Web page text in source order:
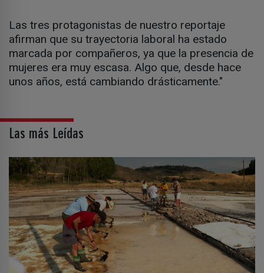
Las tres protagonistas de nuestro reportaje
afirman que su trayectoria laboral ha estado
marcada por compañeros, ya que la presencia de
mujeres era muy escasa. Algo que, desde hace
unos años, está cambiando drásticamente."
Las más Leídas